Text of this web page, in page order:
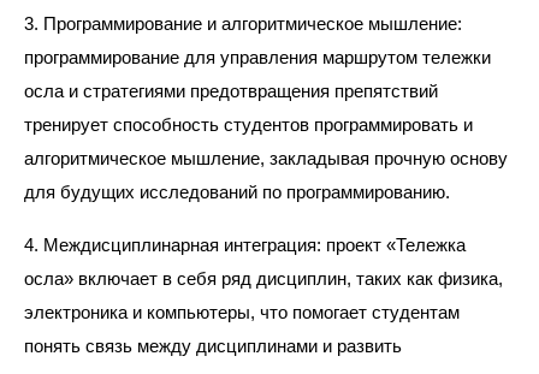
3. Программирование и алгоритмическое мышление:
программирование для управления маршрутом тележки
осла и стратегиями предотвращения препятствий
тренирует способность студентов программировать и
алгоритмическое мышление, закладывая прочную основу
для будущих исследований по программированию.
4. Междисциплинарная интеграция: проект «Тележка
осла» включает в себя ряд дисциплин, таких как физика,
электроника и компьютеры, что помогает студентам
понять связь между дисциплинами и развить